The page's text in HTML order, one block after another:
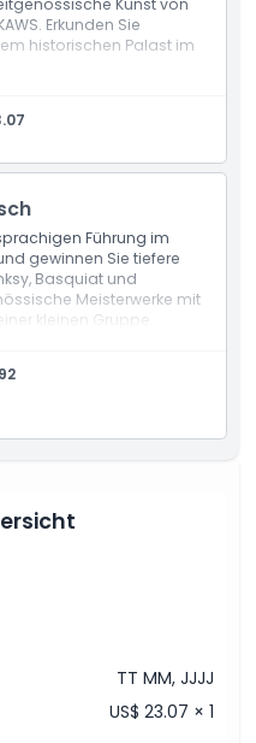
Erkunden Sie
historischen Palast im
Führung im
gewinnen Sie tiefere
Basquiat und
Meisterwerke mit
kleinen Gruppe.
TT MM, JJJJ
US$ 23.07 × 1